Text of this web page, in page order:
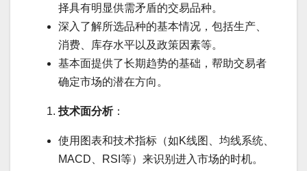
择具有明显供需矛盾的交易品种。
深入了解所选品种的基本情况，包括生产、
消费、库存水平以及政策因素等。
基本面提供了长期趋势的基础，帮助交易者
确定市场的潜在方向。
技术面分析：
使用图表和技术指标（如K线图、均线系统、
MACD、RSI等）来识别进入市场的时机。